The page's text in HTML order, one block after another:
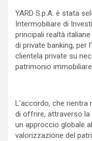
YARD S.p.A. è stata
Intermobiliare di
principali realtà
di private banking, per
clientela private su
patrimonio
L’accordo, che rientra
di offrire, attraverso la
un approccio globale
valorizzazione del